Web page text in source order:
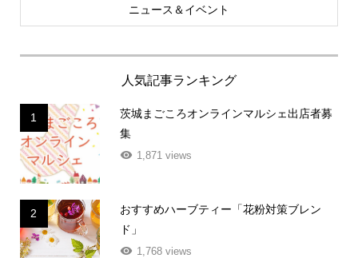
ニュース＆イベント
人気記事ランキング
1
茨城まごころオンラインマルシェ出店者募
集
1,871 views
2
おすすめハーブティー「花粉対策ブレン
ド」
1,768 views